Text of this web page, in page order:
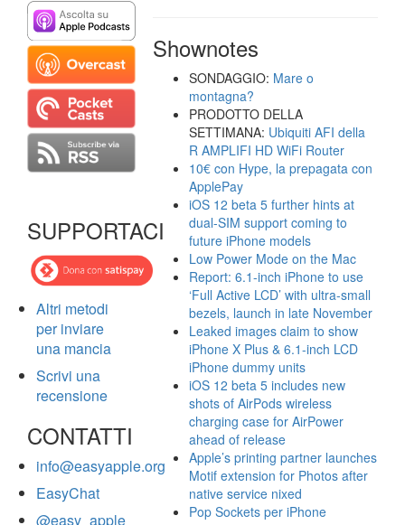
SUPPORTACI
Altri metodi
per inviare
una mancia
Scrivi una
recensione
CONTATTI
info@easyapple.org
EasyChat
@easy_apple
Shownotes
SONDAGGIO: Mare o
montagna?
PRODOTTO DELLA
SETTIMANA: Ubiquiti AFI della
R AMPLIFI HD WiFi Router
10€ con Hype, la prepagata con
ApplePay
iOS 12 beta 5 further hints at
dual-SIM support coming to
future iPhone models
Low Power Mode on the Mac
Report: 6.1-inch iPhone to use
‘Full Active LCD’ with ultra-small
bezels, launch in late November
Leaked images claim to show
iPhone X Plus & 6.1-inch LCD
iPhone dummy units
iOS 12 beta 5 includes new
shots of AirPods wireless
charging case for AirPower
ahead of release
Apple’s printing partner launches
Motif extension for Photos after
native service nixed
Pop Sockets per iPhone